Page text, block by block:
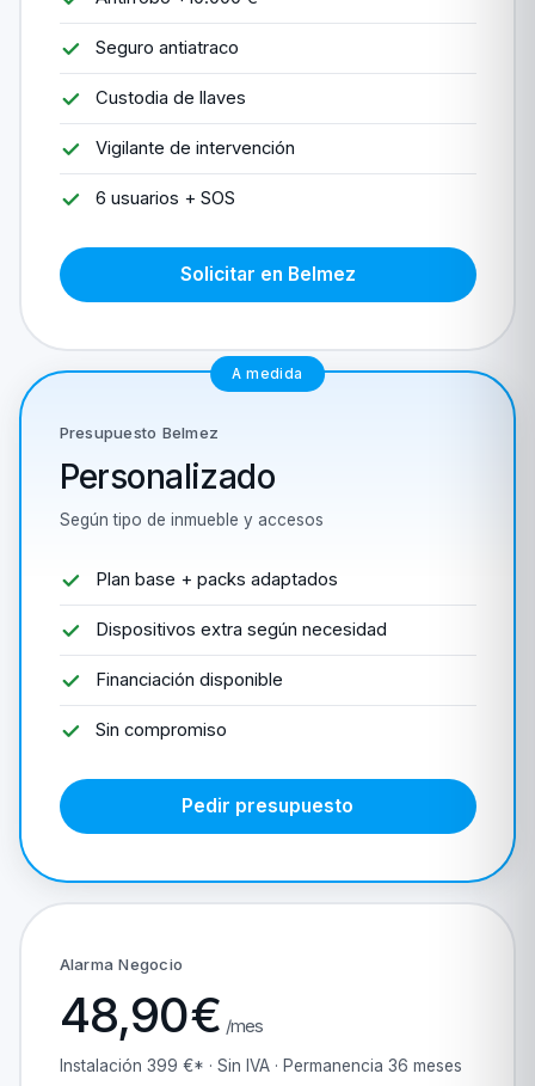
Seguro antiatraco
Custodia de llaves
Vigilante de intervención
6 usuarios + SOS
Solicitar en Belmez
A medida
Presupuesto Belmez
Personalizado
Según tipo de inmueble y accesos
Plan base + packs adaptados
Dispositivos extra según necesidad
Financiación disponible
Sin compromiso
Pedir presupuesto
Alarma Negocio
48,90€ /mes
Instalación 399 €* · Sin IVA · Permanencia 36 meses